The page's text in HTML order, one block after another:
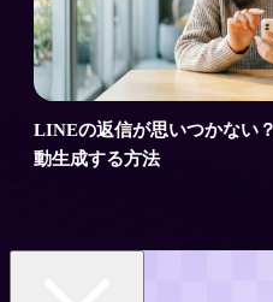
LINEの返信が思いつかない
動生成する方法